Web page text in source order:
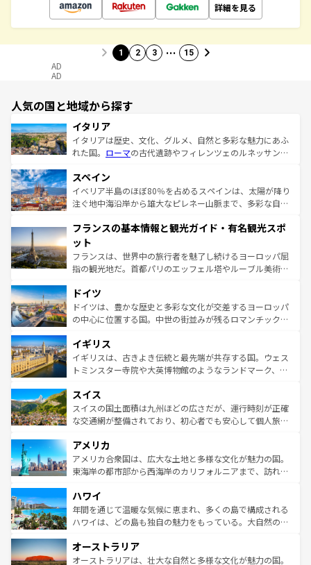
詳細を見る
1 2 3 … 15
AD
AD
人気の国と地域から探す
イタリア
イタリアは歴史、文化、グルメ、自然と多彩な魅力にあふ
れた国。 ローマの古代遺跡やフィレンツェのルネッサンス
ろん、トスカーナの美しい田園風景やアマルフィ海岸の絶
景など、自然景観も見逃せない。観光の合間には、本場の
ピザやパスタなど、絶品のイタリア料理を堪能することも
ませてくれるイタリアで、忘れられない旅をしてみよう！
なお、新着のイタリア情報は
しい。
スペイン
イベリア半島のほぼ80％を占めるスペインは、太陽が降り
注ぐ地中海沿岸から雄大なピレネー山脈まで、多彩な自然
文化が根付くこの国では、情熱的なフラメンコ、熱気あふ
れる闘牛、そして美味しいタパスが生活の一部となってい
る。首都マドリードの洗練された雰囲気や、バルセロナの
アートに溢れた街角から、地方では古代ローマ遺跡や中世
せる。地方によって風土や気候が異なるスペインはその個
性で訪れる人を魅了する。 なお、新着のスペイン情報は コ
ンテンツ一覧を参照してほしい。
フランスの基本情報と観光ガイド・有名観光スポ
ット
フランスは、世界中の旅行者を魅了し続けるヨーロッパ屈
指の観光地だ。首都パリのエッフェル塔やルーブル美術館
で、幅広い魅力が詰まっている。華麗な宮殿、歴史的な大
聖堂、美しいビーチ、そして豊かな自然が、訪れる者を心
から魅了する。また、フランスは美食の国としても知ら
いる。シャンパンの発祥地であるランス、プロヴァンスの
香り高いラベンダー畑など、多彩な楽しみ方が可能だ。さ
らに、パリ以外の地域にも魅力が溢れており、どの街角に
れる地方に足を運ぶとそれぞれで全く異なる文化を体験で
きるだろう。 なお、新着のフランス情報はコンテンツ一覧
を参照してほしい。
ドイツ
ドイツは、豊かな歴史と多彩な文化が交差するヨーロッパ
の中心に位置する国。中世の街並みが残るロマンチック街
顔を持つこの国は、どこを歩いても飽きることがない。ベ
ルリンの文化的活気、バイエルン州のアルプスの絶景、そ
してライン川沿いのワイン畑といった風景は必見。ビール
は、お酒好きな人にはぜひ体験してほしい。 なお、新着の
ドイツ情報はコンテンツ一覧を参照してほしい。
イギリス
イギリスは、古きよき伝統と最先端が共存する国。ウェス
トミンスター寺院や大英博物館のようなランドマーク、歴
リアごとに異なる魅力がある。また、優雅なアフタヌーン
ティー、ビール好きにはたまらない英国パブ、サッカー観
戦など、本場だからこそできる体験も豊富。イギリスを旅
ンツ一覧を参照してほしい。
スイス
スイスの国土面積は九州ほどの広さだが、運行時刻が正確
な交通網が整備されており、初心者でも安心して個人旅行
の建物がそのまま残る町や、スイスならではのユニークな
博物館もあり、アルプス観光だけでなく町歩きも満喫する
ことができる。国民の所得が高いため物価も高いが、旅行
ば市内交通費無料で観光を楽しむこともできる。 なお、新
着のスイス情報はコンテンツ一覧 を参照してほしい。
アメリカ
アメリカ合衆国は、広大な土地と多様な文化が魅力の国。
東海岸の都市部から西海岸のカリフォルニアまで、訪れる
のような巨大都市は、観光、ショッピング、エンターテイ
ンメントが詰まった刺激的なスポットだ。一方、アメリカ
西部には大自然が広がり、グランドキャニオンやイエロー
部のニューオーリンズでは、音楽と美食が融合した独特の
文化が魅力。旅行者はアメリカの各地域で異なる魅力を楽
ハワイ
年間を通じて温暖な気候に恵まれ、多くの島で構成される
ハワイは、どの島も独自の魅力をもっている。大自然の神
ワイ島は見逃せない。また、定番の観光地といえばオアフ
島だが、静かな自然を求めるならマウイ島やカウアイ島が
オーストラリア
オーストラリアは、壮大な自然と多様な文化が魅力の国。